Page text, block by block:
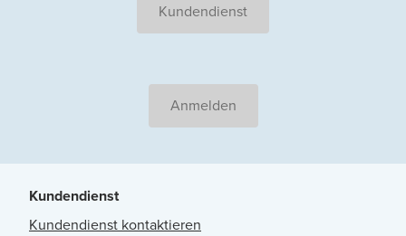
Kundendienst
Anmelden
Kundendienst
Kundendienst kontaktieren